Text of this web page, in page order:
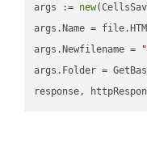
args := new
args.Name =
args.Newfilename =
args.Folder =